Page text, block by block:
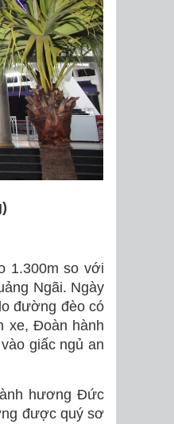
1.300m so với
Ngãi. Ngày
đường đèo có
xe, Đoàn hành
giấc ngủ an
hương Đức
được quý sơ